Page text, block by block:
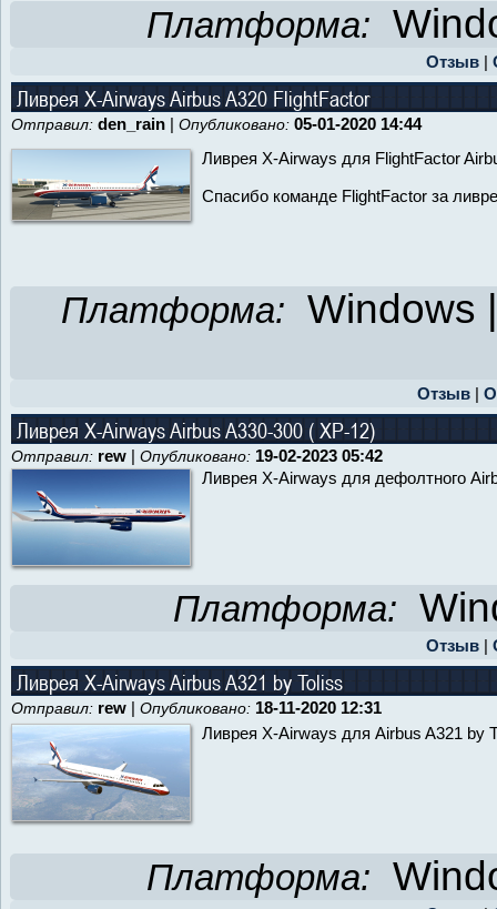
Платформа:
Отзыв|
Ливрея X-Airways Airbus A320 FlightFactor
Отправил: den_rain | Опубликовано: 05-01-2020 14:44
Ливрея X-Airways для FlightFactor
Спасибо команде FlightFactor за
Платформа: Windows
Отзыв|
Ливрея X-Airways Airbus A330-300 ( XP-12)
Отправил: rew | Опубликовано: 19-02-2023 05:42
Ливрея X-Airways для дефолтного
Платформа:
Отзыв|
Ливрея X-Airways Airbus A321 by Toliss
Отправил: rew | Опубликовано: 18-11-2020 12:31
Ливрея X-Airways для Airbus A321 by
Платформа: